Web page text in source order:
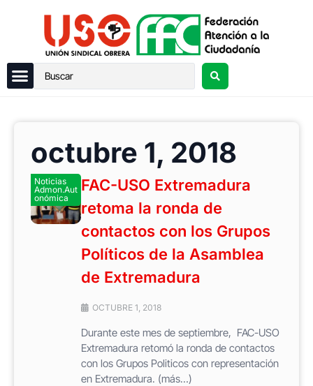
octubre 1, 2018
Noticias
Admon.Aut
onómica
FAC-USO Extremadura
retoma la ronda de
contactos con los Grupos
Políticos de la Asamblea
de Extremadura
OCTUBRE 1, 2018
Durante este mes de septiembre, FAC-USO
Extremadura retomó la ronda de contactos
con los Grupos Politicos con representación
en Extremadura. (más…)